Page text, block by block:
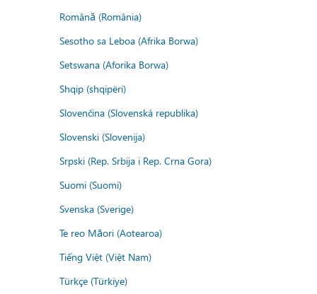
Română (România)
Sesotho sa Leboa (Afrika Borwa)
Setswana (Aforika Borwa)
Shqip (shqipëri)
Slovenčina (Slovenská republika)
Slovenski (Slovenija)
Srpski (Rep. Srbija i Rep. Crna Gora)
Suomi (Suomi)
Svenska (Sverige)
Te reo Māori (Aotearoa)
Tiếng Việt (Việt Nam)
Türkçe (Türkiye)